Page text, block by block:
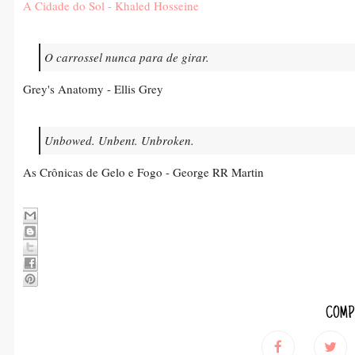
A Cidade do Sol - Khaled Hosseine
O carrossel nunca para de girar.
Grey's Anatomy - Ellis Grey
Unbowed. Unbent. Unbroken.
As Crônicas de Gelo e Fogo - George RR Martin